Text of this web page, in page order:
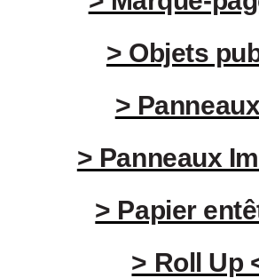
> Objets
>
> Panneaux
> Papier
> Roll Up